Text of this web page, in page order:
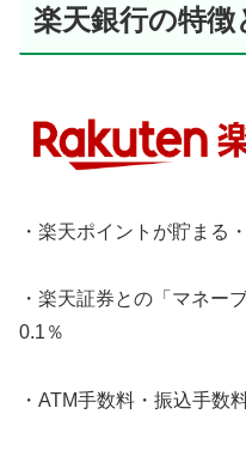
楽天銀行の特徴
・楽天ポイントが貯まる
・楽天証券との「マネー
0.1％
・ATM手数料・振込手数